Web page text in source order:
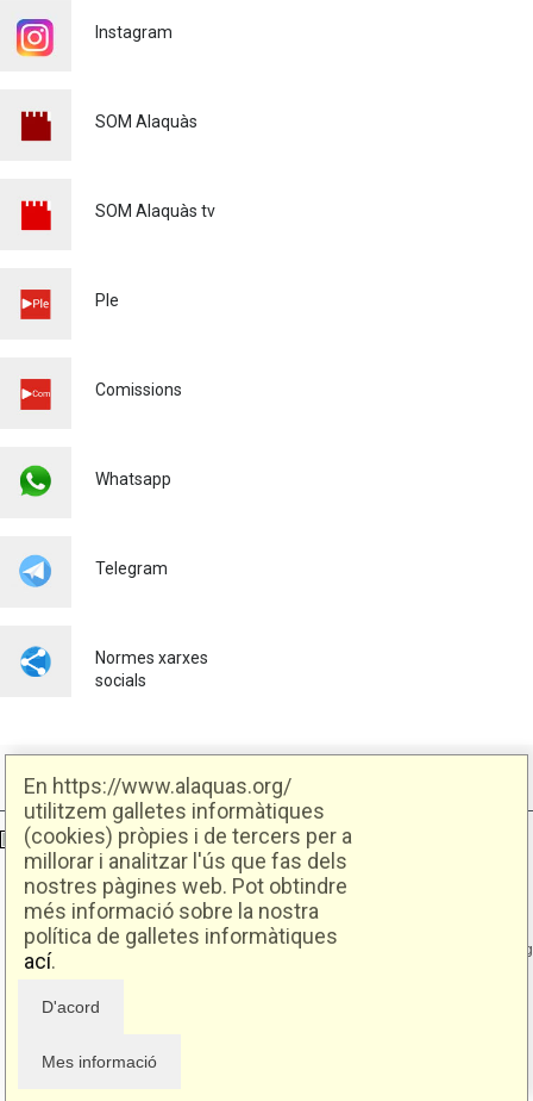
En https://www.alaquas.org/
utilitzem galletes informàtiques
(cookies) pròpies i de tercers per a
millorar i analitzar l'ús que fas dels
nostres pàgines web. Pot obtindre
més informació sobre la nostra
política de galletes informàtiques
ací.
Instagram
SOM Alaquàs
SOM Alaquàs tv
Ple
Comissions
Whatsapp
Telegram
Normes xarxes
socials
Ajuntament d'Alaquàs Creative Commons
Ajuntament d'Alaquàs.
C/. Major 88. CP: 46970 Alaquàs.dir3: L01460057
Tel.: 96 151 94 00 | FAX: 96 151 94 03 | info@alaquas.org